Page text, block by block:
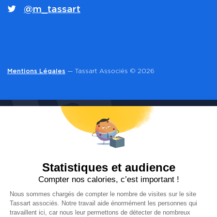
@m_tassart
Mentions Légales — Tassart Associés © 2026
CONTACT
unique d’évaluation des risques professionnels, la
qualité de vie et les conditions de travail ou plus
généralement sur la santé au travail ?